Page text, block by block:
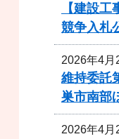
【建設
競争入札
2026年4月
維持委託
巣市南部
2026年4月